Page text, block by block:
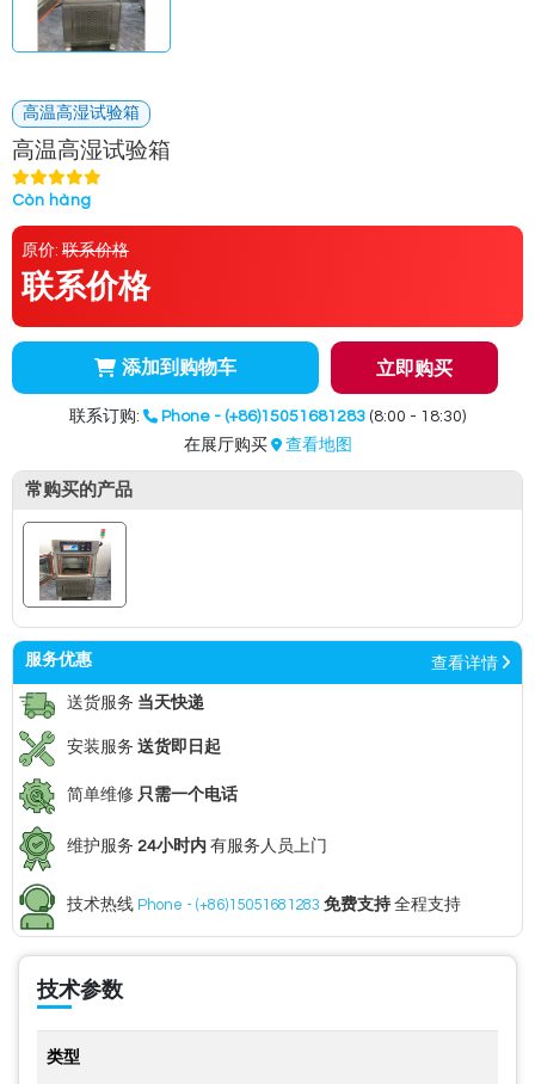
高温高湿试验箱
高温高湿试验箱
Còn hàng
原价: 联系价格
联系价格
添加到购物车 立即购买
联系订购: Phone - (+86)15051681283 (8:00 - 18:30)
在展厅购买
查看地图
常购买的产品
服务优惠 查看详情
送货服务 当天快递
安装服务 送货即日起
简单维修 只需一个电话
维护服务 24小时内 有服务人员上门
技术热线 Phone - (+86)15051681283 免费支持 全程支持
技术参数
类型